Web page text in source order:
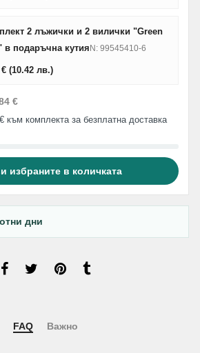
2 лъжички и 2 вилички "Green
в подаръчна кутияN: 99545410-6
€ (10.42 лв.)
€
към комплекта за безплатна доставка
избраните в количката
дни
FAQ Важно